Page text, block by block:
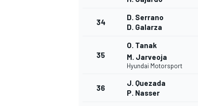
34
D. Serrano
D. Galarza
35
O. Tanak
M. Jarveoja
Hyundai Motorsport
36
J. Quezada
P. Nasser